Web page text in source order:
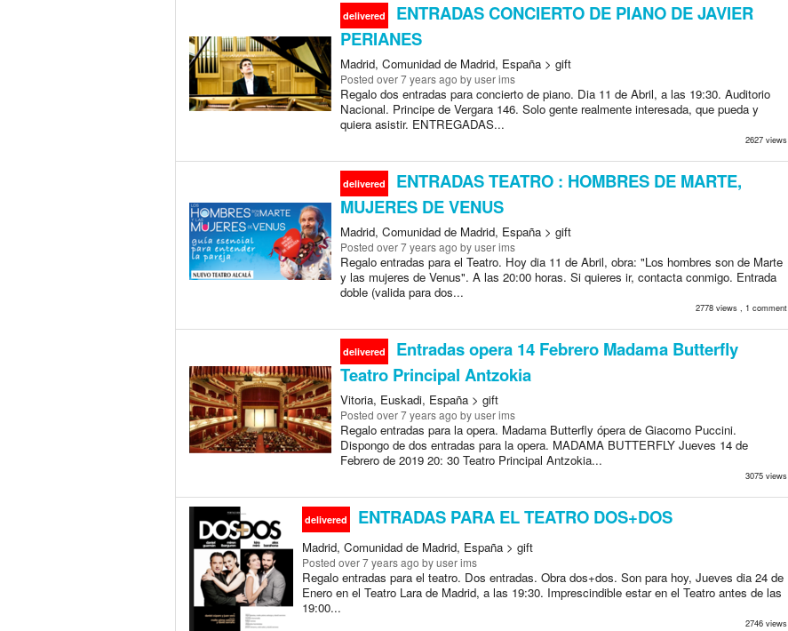
delivered
ENTRADAS CONCIERTO DE PIANO DE JAVIER
PERIANES
Madrid, Comunidad de Madrid, España > gift
Posted over 7 years ago by user ims
Regalo dos entradas para concierto de piano. Dia 11 de Abril, a las 19:30. Auditorio
Nacional. Principe de Vergara 146. Solo gente realmente interesada, que pueda y
quiera asistir. ENTREGADAS...
2627 views
delivered
ENTRADAS TEATRO : HOMBRES DE MARTE,
MUJERES DE VENUS
Madrid, Comunidad de Madrid, España > gift
Posted over 7 years ago by user ims
Regalo entradas para el Teatro. Hoy dia 11 de Abril, obra: "Los hombres son de Marte
y las mujeres de Venus". A las 20:00 horas. Si quieres ir, contacta conmigo. Entrada
doble (valida para dos...
2778 views , 1 comment
delivered
Entradas opera 14 Febrero Madama Butterfly
Teatro Principal Antzokia
Vitoria, Euskadi, España > gift
Posted over 7 years ago by user ims
Regalo entradas para la opera. Madama Butterfly ópera de Giacomo Puccini.
Dispongo de dos entradas para la opera. MADAMA BUTTERFLY Jueves 14 de
Febrero de 2019 20: 30 Teatro Principal Antzokia...
3075 views
delivered ENTRADAS PARA EL TEATRO DOS+DOS
Madrid, Comunidad de Madrid, España > gift
Posted over 7 years ago by user ims
Regalo entradas para el teatro. Dos entradas. Obra dos+dos. Son para hoy, Jueves dia 24 de
Enero en el Teatro Lara de Madrid, a las 19:30. Imprescindible estar en el Teatro antes de las
19:00...
2746 views